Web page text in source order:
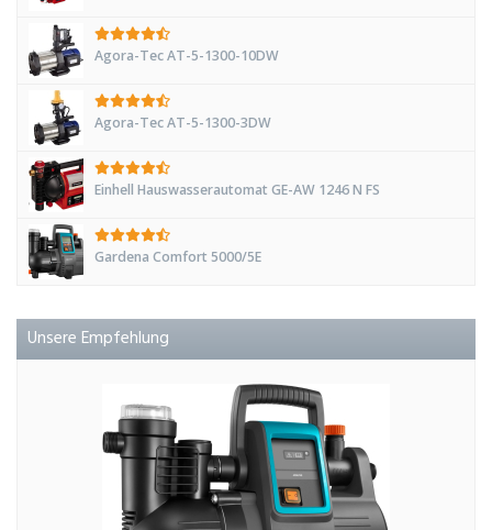
Agora-Tec AT-5-1300-10DW
Agora-Tec AT-5-1300-3DW
Einhell Hauswasserautomat GE-AW 1246 N FS
Gardena Comfort 5000/5E
Unsere Empfehlung